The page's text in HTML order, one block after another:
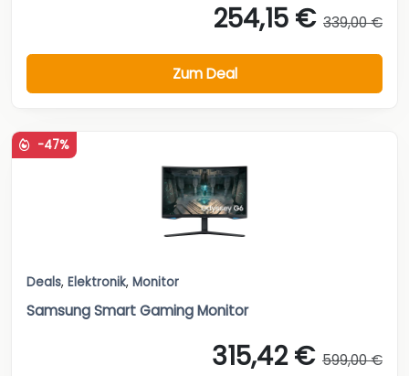
254,15 € 339,00 €
Zum Deal
-47%
Deals, Elektronik, Monitor
Samsung Smart Gaming Monitor
315,42 € 599,00 €